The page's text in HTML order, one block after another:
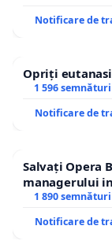
Notificare de
Opriți
1 596 semnături
Notificare de
Salvați Opera
managerului
1 890 semnături
Notificare de